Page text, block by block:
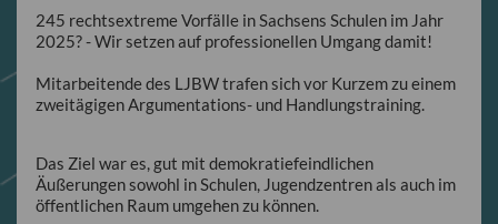
245 rechtsextreme Vorfälle in Sachsens Schulen im Jahr
2025? - Wir setzen auf professionellen Umgang damit!
Mitarbeitende des LJBW trafen sich vor Kurzem zu einem
zweitägigen Argumentations- und Handlungstraining.
Das Ziel war es, gut mit demokratiefeindlichen
Äußerungen sowohl in Schulen, Jugendzentren als auch im
öffentlichen Raum umgehen zu können.